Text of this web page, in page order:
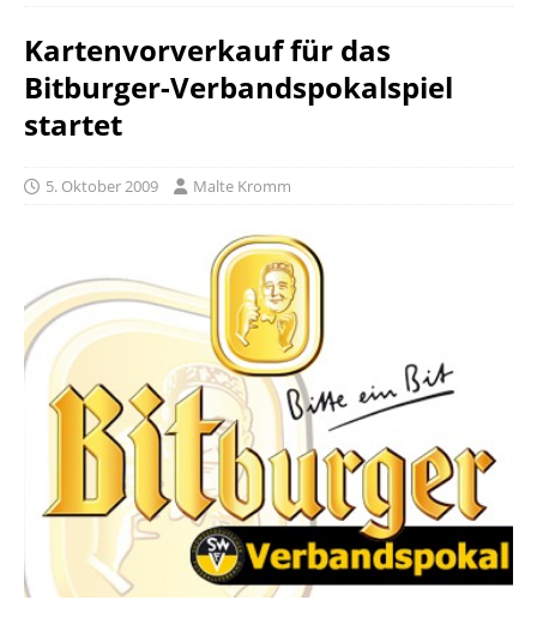
Kartenvorverkauf für das
Bitburger-Verbandspokalspiel
startet
5. Oktober 2009 Malte Kromm